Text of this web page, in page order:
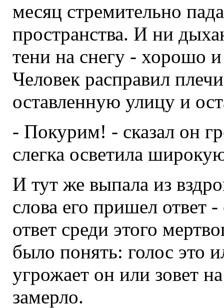
месяц стремительно
пространства. И ни
тени на снегу - хорошо
Человек расправил
оставленную улицу и
- Покурим! - сказал он
слегка осветила
И тут же выпала из
слова его пришел
ответ среди этого
было понять: голос это
угрожает он или зовет
замерло.